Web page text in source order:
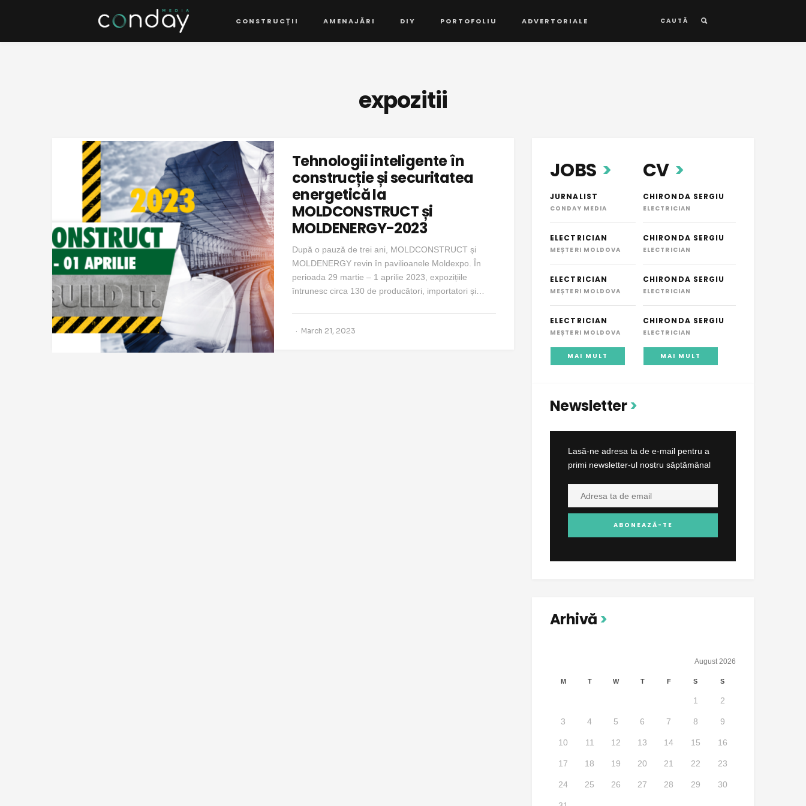
CONSTRUCȚII AMENAJĂRI DIY PORTOFOLIU ADVERTORIALE CAUTĂ
expozitii
Tehnologii inteligente în
construcție și securitatea
energetică la
MOLDCONSTRUCT și
MOLDENERGY-2023
După o pauză de trei ani, MOLDCONSTRUCT și
MOLDENERGY revin în pavilioanele Moldexpo. În
perioada 29 martie – 1 aprilie 2023, expozițiile
întrunesc circa 130 de producători, importatori și…
March 21, 2023
JOBS
JURNALIST
CONDAY MEDIA
ELECTRICIAN
MEȘTERI MOLDOVA
ELECTRICIAN
MEȘTERI MOLDOVA
ELECTRICIAN
MEȘTERI MOLDOVA
MAI MULT
CV
CHIRONDA SERGIU
ELECTRICIAN
CHIRONDA SERGIU
ELECTRICIAN
CHIRONDA SERGIU
ELECTRICIAN
CHIRONDA SERGIU
ELECTRICIAN
MAI MULT
Newsletter
Lasă-ne adresa ta de e-mail pentru a
primi newsletter-ul nostru săptămânal
Arhivă
August 2026
M T W T F S S
1 2
3 4 5 6 7 8 9
10 11 12 13 14 15 16
17 18 19 20 21 22 23
24 25 26 27 28 29 30